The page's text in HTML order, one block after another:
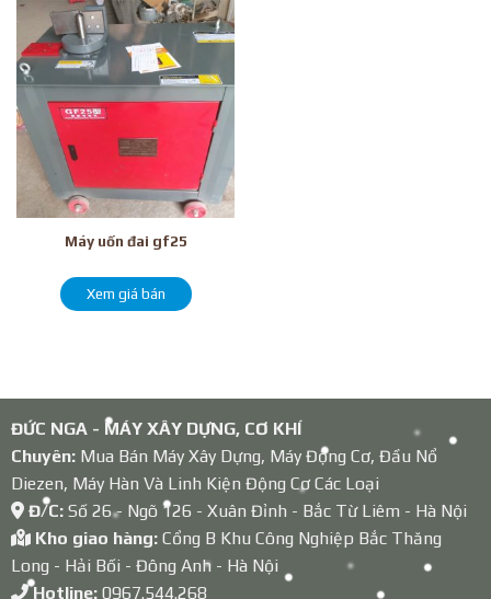
Máy uốn đai gf25
Xem giá bán
ĐỨC NGA - MÁY XÂY DỰNG, CƠ KHÍ
Chuyên:Mua Bán Máy Xây Dựng, Máy Động Cơ, Đầu Nổ
Diezen, Máy Hàn Và Linh Kiện Động Cơ Các Loại
Đ/C: Số 26 - Ngõ 126 - Xuân Đỉnh - Bắc Từ Liêm - Hà Nội
Kho giao hàng: Cổng B Khu Công Nghiệp Bắc Thăng
Long - Hải Bối - Đông Anh - Hà Nội
Hotline: 0967.544.268